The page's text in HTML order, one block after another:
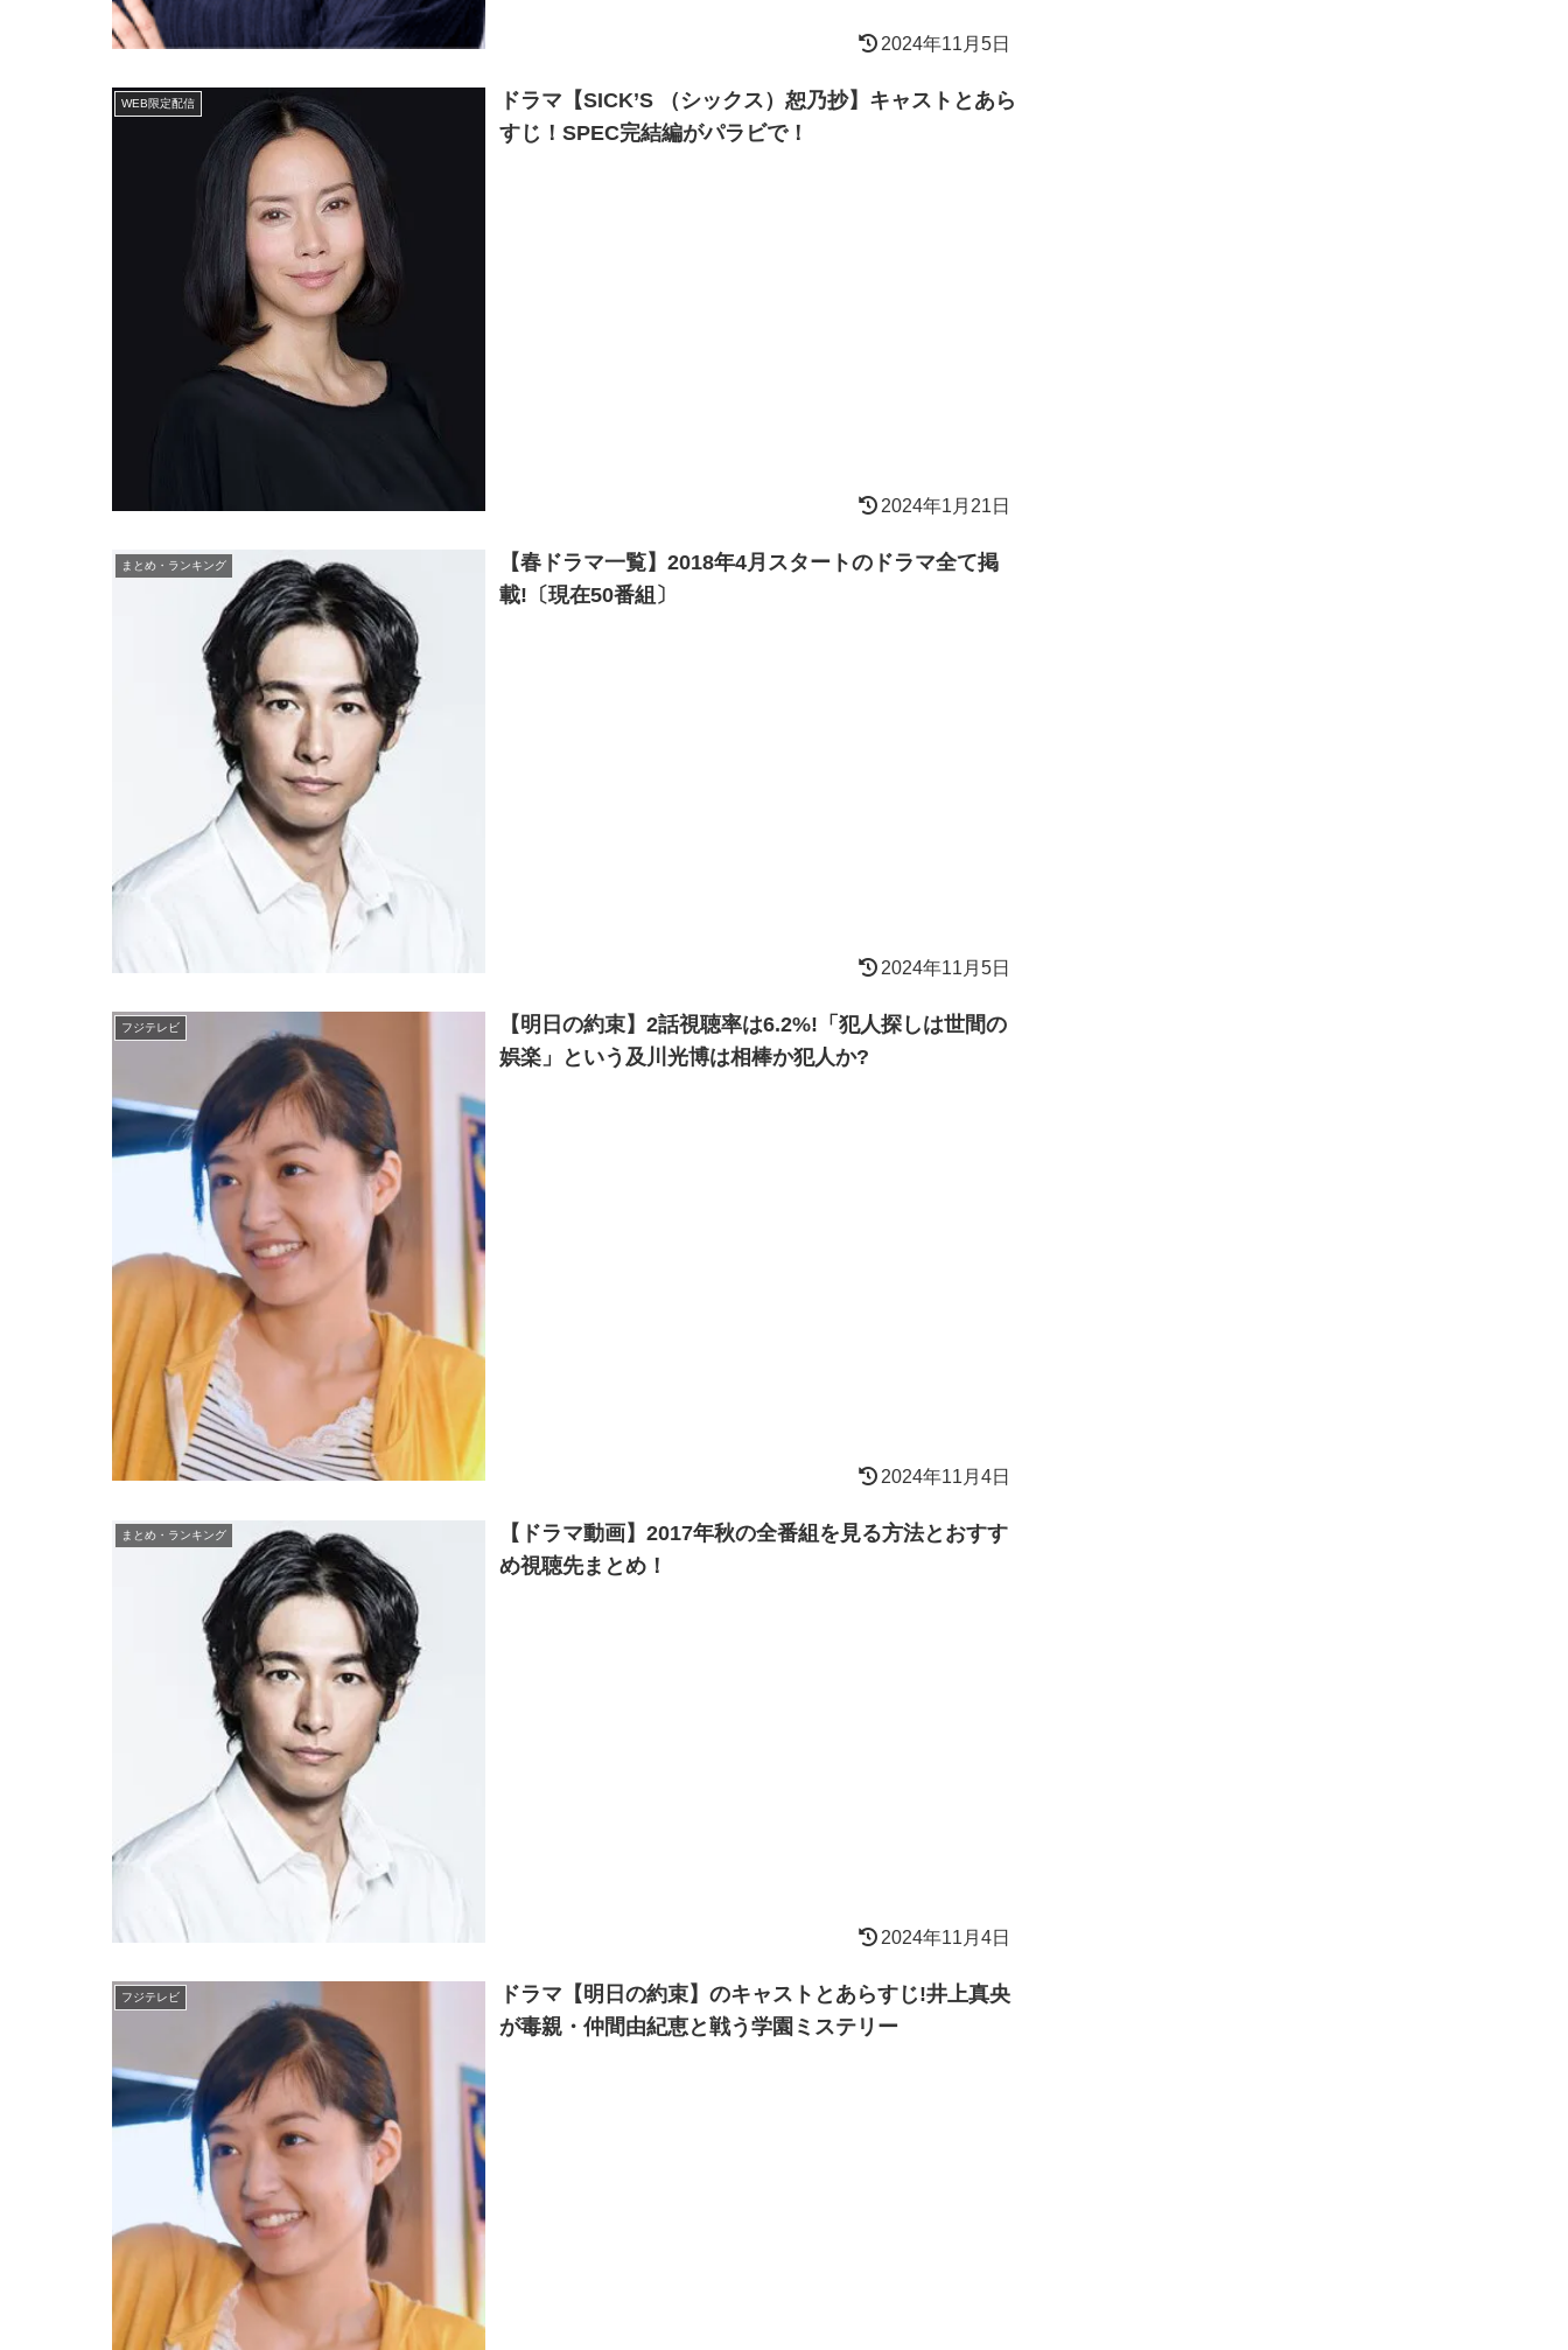
2024年11月5日
WEB限定配信
ドラマ【SICK’S （シックス）恕乃抄】キャストとあら
すじ！SPEC完結編がパラビで！
2024年1月21日
まとめ・ランキング
【春ドラマ一覧】2018年4月スタートのドラマ全て掲
載!〔現在50番組〕
2024年11月5日
フジテレビ
【明日の約束】2話視聴率は6.2%!「犯人探しは世間の
娯楽」という及川光博は相棒か犯人か?
2024年11月4日
まとめ・ランキング
【ドラマ動画】2017年秋の全番組を見る方法とおすす
め視聴先まとめ！
2024年11月4日
フジテレビ
ドラマ【明日の約束】のキャストとあらすじ!井上真央
が毒親・仲間由紀恵と戦う学園ミステリー